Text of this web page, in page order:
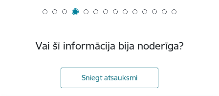
Vai šī informācija bija noderīga?
Sniegt atsauksmi